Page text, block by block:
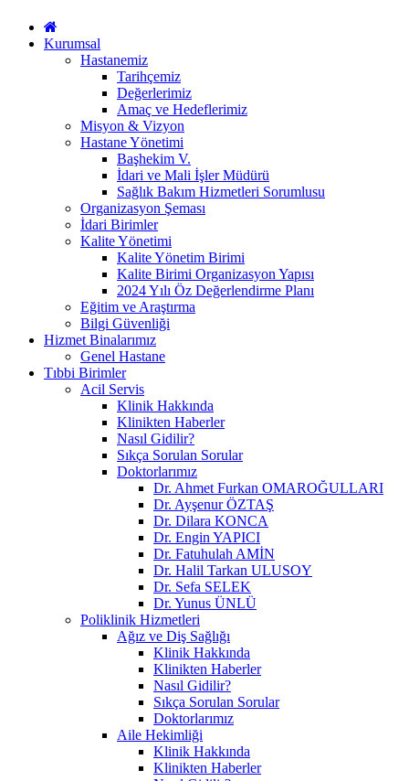
Kurumsal
Hastanemiz
Tarihçemiz
Değerlerimiz
Amaç ve Hedeflerimiz
Misyon & Vizyon
Hastane Yönetimi
Başhekim V.
İdari ve Mali İşler Müdürü
Sağlık Bakım Hizmetleri Sorumlusu
Organizasyon Şeması
İdari Birimler
Kalite Yönetimi
Kalite Yönetim Birimi
Kalite Birimi Organizasyon Yapısı
2024 Yılı Öz Değerlendirme Planı
Eğitim ve Araştırma
Bilgi Güvenliği
Hizmet Binalarımız
Genel Hastane
Tıbbi Birimler
Acil Servis
Klinik Hakkında
Klinikten Haberler
Nasıl Gidilir?
Sıkça Sorulan Sorular
Doktorlarımız
Dr. Ahmet Furkan OMAROĞULLARI
Dr. Ayşenur ÖZTAŞ
Dr. Dilara KONCA
Dr. Engin YAPICI
Dr. Fatuhulah AMİN
Dr. Halil Tarkan ULUSOY
Dr. Sefa SELEK
Dr. Yunus ÜNLÜ
Poliklinik Hizmetleri
Ağız ve Diş Sağlığı
Klinik Hakkında
Klinikten Haberler
Nasıl Gidilir?
Sıkça Sorulan Sorular
Doktorlarımız
Aile Hekimliği
Klinik Hakkında
Klinikten Haberler